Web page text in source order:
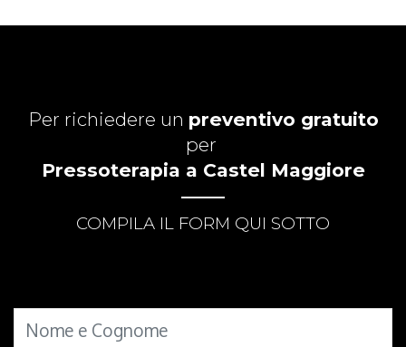
Per richiedere un preventivo gratuito
per
Pressoterapia a Castel Maggiore
COMPILA IL FORM QUI SOTTO